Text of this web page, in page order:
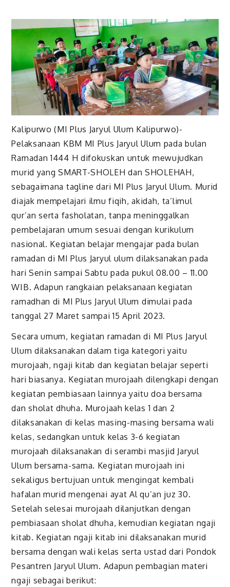
Kalipurwo (MI Plus Jaryul Ulum Kalipurwo)-
Pelaksanaan KBM MI Plus Jaryul Ulum pada bulan
Ramadan 1444 H difokuskan untuk mewujudkan
murid yang SMART-SHOLEH dan SHOLEHAH,
sebagaimana tagline dari MI Plus Jaryul Ulum. Murid
diajak mempelajari ilmu fiqih, akidah, ta’limul
qur’an serta fasholatan, tanpa meninggalkan
pembelajaran umum sesuai dengan kurikulum
nasional. Kegiatan belajar mengajar pada bulan
ramadan di MI Plus Jaryul ulum dilaksanakan pada
hari Senin sampai Sabtu pada pukul 08.00 – 11.00
WIB. Adapun rangkaian pelaksanaan kegiatan
ramadhan di MI Plus Jaryul Ulum dimulai pada
tanggal 27 Maret sampai 15 April 2023.
Secara umum, kegiatan ramadan di MI Plus Jaryul
Ulum dilaksanakan dalam tiga kategori yaitu
murojaah, ngaji kitab dan kegiatan belajar seperti
hari biasanya. Kegiatan murojaah dilengkapi dengan
kegiatan pembiasaan lainnya yaitu doa bersama
dan sholat dhuha. Murojaah kelas 1 dan 2
dilaksanakan di kelas masing-masing bersama wali
kelas, sedangkan untuk kelas 3-6 kegiatan
murojaah dilaksanakan di serambi masjid Jaryul
Ulum bersama-sama. Kegiatan murojaah ini
sekaligus bertujuan untuk mengingat kembali
hafalan murid mengenai ayat Al qu’an juz 30.
Setelah selesai murojaah dilanjutkan dengan
pembiasaan sholat dhuha, kemudian kegiatan ngaji
kitab. Kegiatan ngaji kitab ini dilaksanakan murid
bersama dengan wali kelas serta ustad dari Pondok
Pesantren Jaryul Ulum. Adapun pembagian materi
ngaji sebagai berikut: